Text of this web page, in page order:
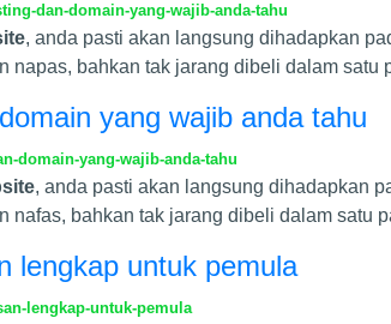
dan-domain-yang-wajib-anda-tahu
, anda pasti akan langsung dihadapkan
bahkan tak jarang dibeli dalam satu
yang wajib anda tahu
domain-yang-wajib-anda-tahu
, anda pasti akan langsung dihadapkan
nafas, bahkan tak jarang dibeli dalam satu
lengkap untuk pemula
lengkap-untuk-pemula